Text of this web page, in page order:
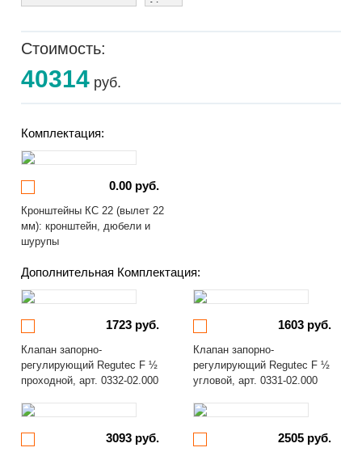
Стоимость:
40314 руб.
Комплектация:
0.00 руб.
Кронштейны КС 22 (вылет 22
мм): кронштейн, дюбели и
шурупы
Дополнительная Комплектация:
1723 руб.
Клапан запорно-
регулирующий Regutec F ½
проходной, арт. 0332-02.000
1603 руб.
Клапан запорно-
регулирующий Regutec F ½
угловой, арт. 0331-02.000
3093 руб. 2505 руб.